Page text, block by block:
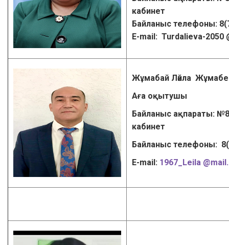
кабинет
Байланыс телефоны:
Е-mail: Turdalieva-2050
Жұмабай Ләйла
Аға оқытушы
Байланыс ақпараты:
кабинет
Байланыс телефоны:
Е-mail: 1967_Leila